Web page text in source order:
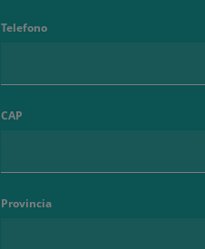
Telefono
CAP
Provincia